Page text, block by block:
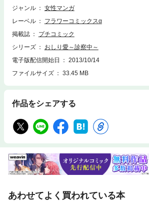
ジャンル
女性マンガ
レーベル
フラワーコミックスα
掲載誌
プチコミック
シリーズ
おしり愛～診察中～
電子版配信開始日
2013/10/14
ファイルサイズ
33.45 MB
作品をシェアする
あわせてよく買われている本